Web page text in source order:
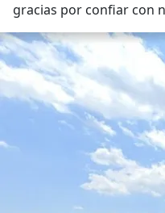
gracias por confiar con